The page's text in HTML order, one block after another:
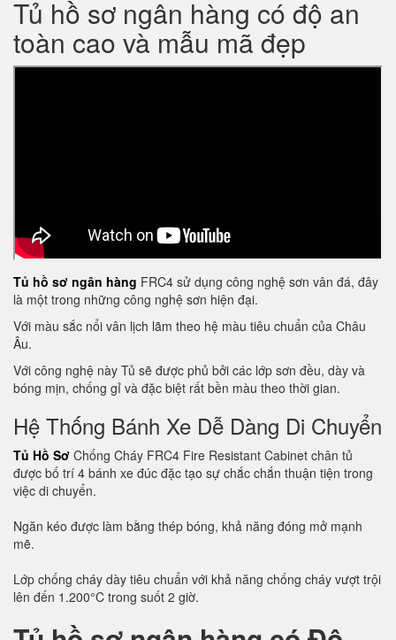
Tủ hồ sơ ngân hàng có độ an
toàn cao và mẫu mã đẹp
Tủ hồ sơ ngân hàng FRC4 sử dụng công nghệ sơn vân đá, đây
là một trong những công nghệ sơn hiện đại.
Với màu sắc nổi vân lịch lãm theo hệ màu tiêu chuẩn của Châu
Âu.
Với công nghệ này Tủ sẽ được phủ bởi các lớp sơn đều, dày và
bóng mịn, chống gỉ và đặc biệt rất bền màu theo thời gian.
Hệ Thống Bánh Xe Dễ Dàng Di Chuyển
Tủ Hồ Sơ Chống Cháy FRC4 Fire Resistant Cabinet chân tủ
được bố trí 4 bánh xe đúc đặc tạo sự chắc chắn thuận tiện trong
việc di chuyển.
Ngăn kéo được làm bằng thép bóng, khả năng đóng mở mạnh
mẽ.
Lớp chống cháy dày tiêu chuẩn với khả năng chống cháy vượt trội
lên đến 1.200°C trong suốt 2 giờ.